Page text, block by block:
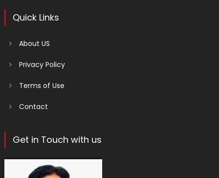
Quick Links
About US
Privacy Policy
Terms of Use
Contact
Get in Touch with us